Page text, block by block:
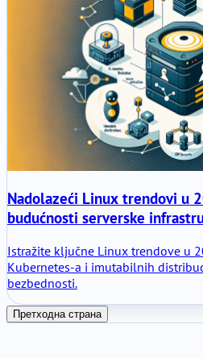
Nadolazeći Linux trendovi u
budućnosti serverske
Istražite ključne Linux trendove u
Kubernetes-a i imutabilnih
bezbednosti.
Претходна страна